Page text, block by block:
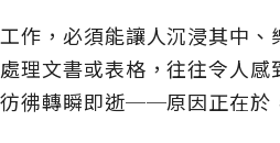
作，必須能讓人沉浸其中
理文書或表格，往往令人
彿轉瞬即逝──原因正在於